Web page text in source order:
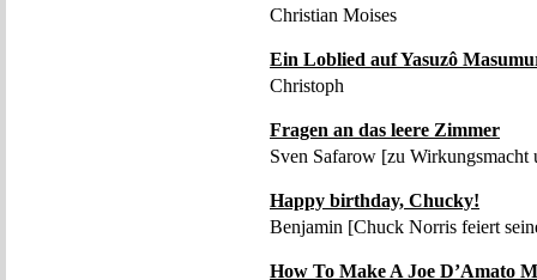
Christian Moises
Ein Loblied auf Yasuzô
Christoph
Fragen an das leere Zimmer
Sven Safarow [zu Wirkungsmacht
Happy birthday, Chucky!
Benjamin [Chuck Norris feiert
How To Make A Joe D’Amato